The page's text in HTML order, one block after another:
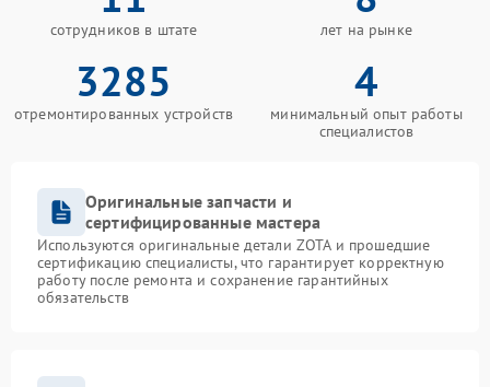
сотрудников в штате лет на рынке
3285
отремонтированных устройств
4
минимальный опыт работы
специалистов
Оригинальные запчасти и
сертифицированные мастера
Используются оригинальные детали ZOTA и прошедшие
сертификацию специалисты, что гарантирует корректную
работу после ремонта и сохранение гарантийных
обязательств